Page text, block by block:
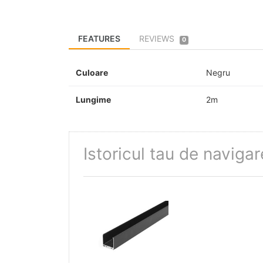
FEATURES REVIEWS 0
Culoare Negru
Lungime 2m
Istoricul tau de